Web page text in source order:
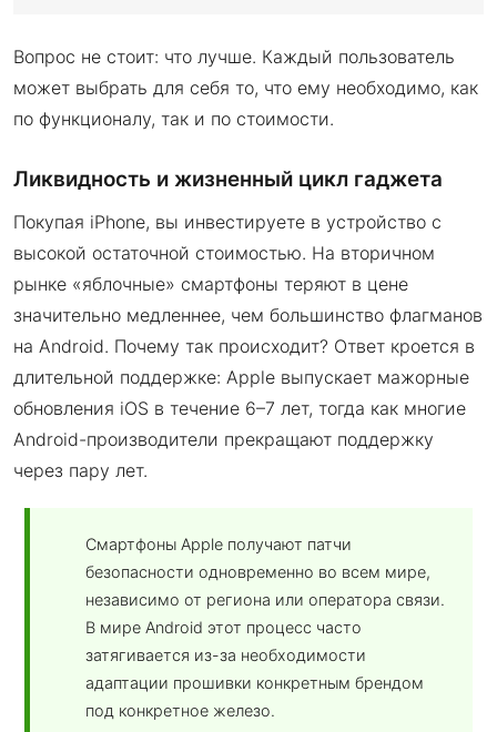
Вопрос не стоит: что лучше. Каждый пользователь
может выбрать для себя то, что ему необходимо, как
по функционалу, так и по стоимости.
Ликвидность и жизненный цикл гаджета
Покупая iPhone, вы инвестируете в устройство с
высокой остаточной стоимостью. На вторичном
рынке «яблочные» смартфоны теряют в цене
значительно медленнее, чем большинство флагманов
на Android. Почему так происходит? Ответ кроется в
длительной поддержке: Apple выпускает мажорные
обновления iOS в течение 6–7 лет, тогда как многие
Android-производители прекращают поддержку
через пару лет.
Смартфоны Apple получают патчи
безопасности одновременно во всем мире,
независимо от региона или оператора связи.
В мире Android этот процесс часто
затягивается из-за необходимости
адаптации прошивки конкретным брендом
под конкретное железо.